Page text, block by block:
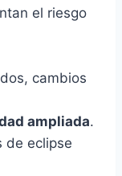
el riesgo
cambios
ampliada.
de eclipse